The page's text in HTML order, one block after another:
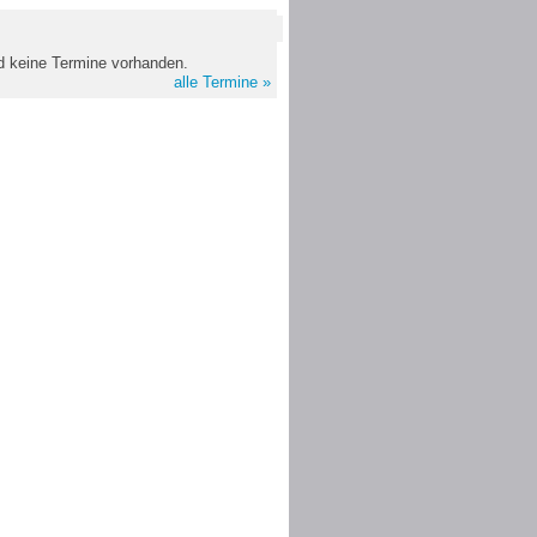
keine Termine vorhanden.
alle Termine »